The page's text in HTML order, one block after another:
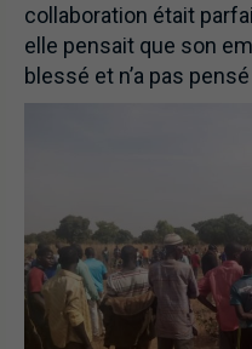
collaboration était
elle pensait que son
blessé et n’a pas